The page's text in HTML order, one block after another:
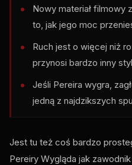
Nowy materiał filmowy
to, jak jego moc
Ruch jest o więcej niż
przynosi bardzo inny
Jeśli Pereira wygra,
jedną z najdzikszych
Jest tu też coś bardzo
Pereiry Wygląda jak